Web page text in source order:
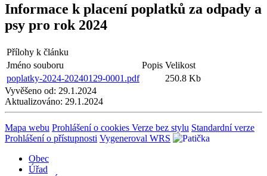
Informace k placení poplatků za odpady a
psy pro rok 2024
Přílohy k článku
Jméno souboru
Popis Velikost
poplatky-2024-20240129-0001.pdf
250.8 Kb
Vyvěšeno od: 29.1.2024
Aktualizováno: 29.1.2024
Mapa webu Prohlášení o cookies Verze bez stylu Standardní verze
Prohlášení o přístupnosti Vygeneroval WRS
Obec
Úřad